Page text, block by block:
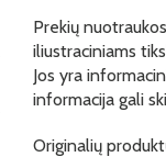
Prekių
iliustraciniams
Jos yra
informacija gali
Originalių